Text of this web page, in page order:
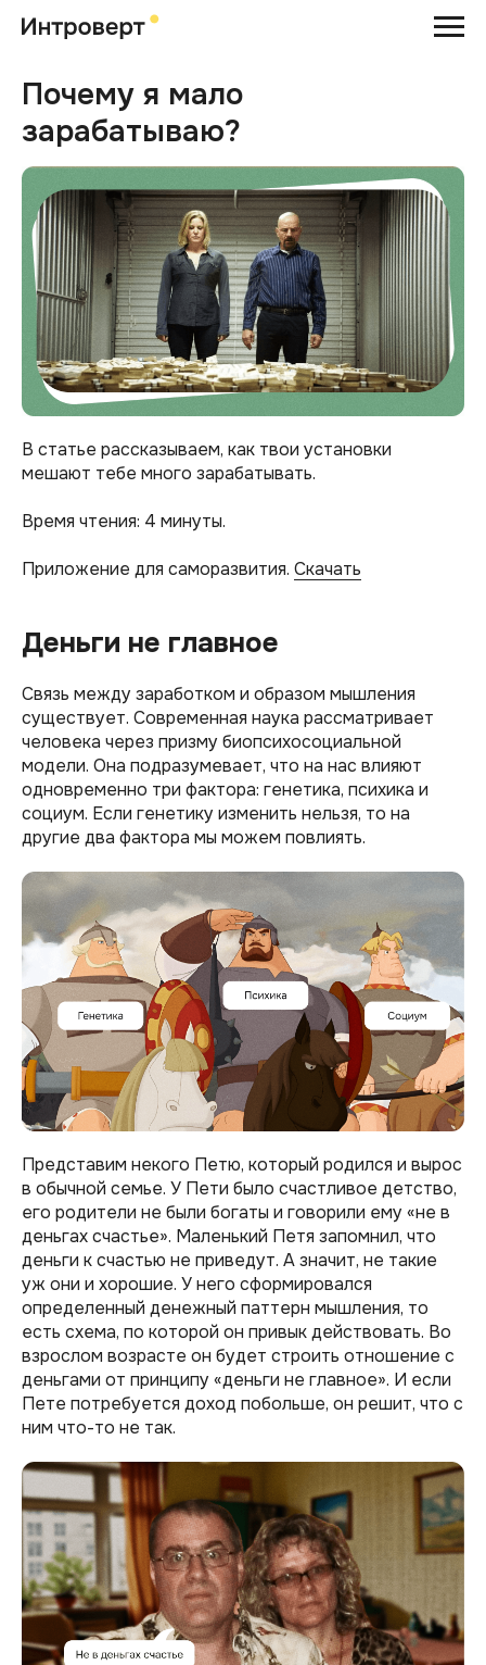
Почему я мало
зарабатываю?
В статье рассказываем, как твои установки
мешают тебе много зарабатывать.
Время чтения: 4 минуты.
Приложение для саморазвития. Скачать
Деньги не главное
Связь между заработком и образом мышления
существует. Современная наука рассматривает
человека через призму биопсихосоциальной
модели. Она подразумевает, что на нас влияют
одновременно три фактора: генетика, психика и
социум. Если генетику изменить нельзя, то на
другие два фактора мы можем повлиять.
Представим некого Петю, который родился и вырос
в обычной семье. У Пети было счастливое детство,
его родители не были богаты и говорили ему «не в
деньгах счастье». Маленький Петя запомнил, что
деньги к счастью не приведут. А значит, не такие
уж они и хорошие. У него сформировался
определенный денежный паттерн мышления, то
есть схема, по которой он привык действовать. Во
взрослом возрасте он будет строить отношение с
деньгами от принципу «деньги не главное». И если
Пете потребуется доход побольше, он решит, что с
ним что-то не так.